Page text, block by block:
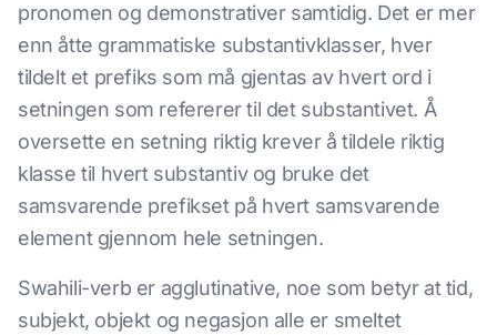
pronomen og demonstrativer samtidig. Det er mer
enn åtte grammatiske substantivklasser, hver
tildelt et prefiks som må gjentas av hvert ord i
setningen som refererer til det substantivet. Å
oversette en setning riktig krever å tildele riktig
klasse til hvert substantiv og bruke det
samsvarende prefikset på hvert samsvarende
element gjennom hele setningen.
Swahili-verb er agglutinative, noe som betyr at tid,
subjekt, objekt og negasjon alle er smeltet